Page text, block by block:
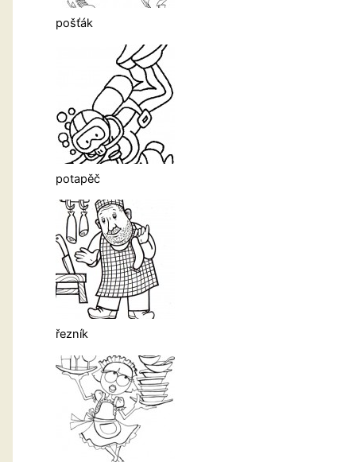
pošťák
potapěč
řezník